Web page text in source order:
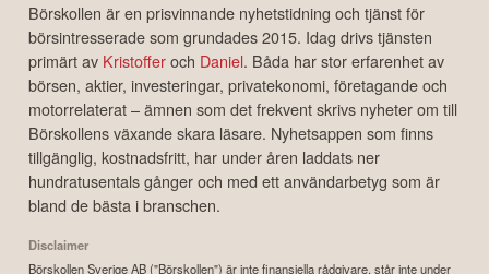
Börskollen är en prisvinnande nyhetstidning och tjänst för
börsintresserade som grundades 2015. Idag drivs tjänsten
primärt av Kristofferoch Daniel. Båda har stor erfarenhet av
börsen, aktier, investeringar, privatekonomi, företagande och
motorrelaterat – ämnen som det frekvent skrivs nyheter om till
Börskollens växande skara läsare. Nyhetsappen som finns
tillgänglig, kostnadsfritt, har under åren laddats ner
hundratusentals gånger och med ett användarbetyg som är
bland de bästa i branschen.
Disclaimer
Börskollen Sverige AB ("Börskollen") är inte finansiella rådgivare, står inte under